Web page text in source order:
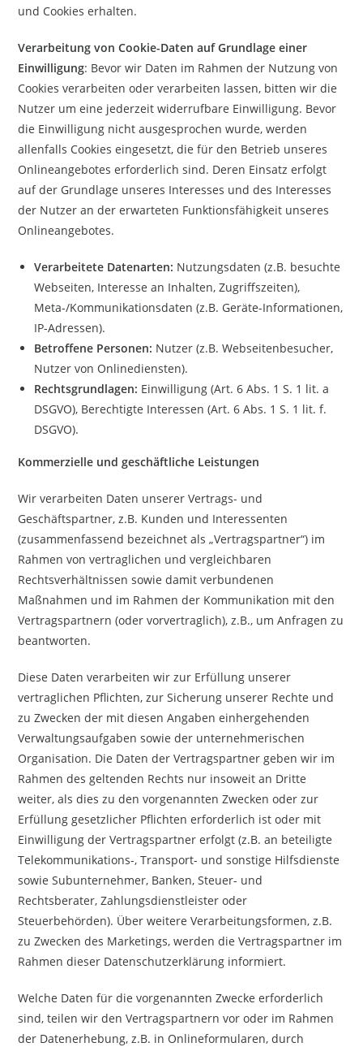
und Cookies erhalten.
Verarbeitung von Cookie-Daten auf Grundlage einer
Einwilligung: Bevor wir Daten im Rahmen der Nutzung von
Cookies verarbeiten oder verarbeiten lassen, bitten wir die
Nutzer um eine jederzeit widerrufbare Einwilligung. Bevor
die Einwilligung nicht ausgesprochen wurde, werden
allenfalls Cookies eingesetzt, die für den Betrieb unseres
Onlineangebotes erforderlich sind. Deren Einsatz erfolgt
auf der Grundlage unseres Interesses und des Interesses
der Nutzer an der erwarteten Funktionsfähigkeit unseres
Onlineangebotes.
Verarbeitete Datenarten: Nutzungsdaten (z.B. besuchte
Webseiten, Interesse an Inhalten, Zugriffszeiten),
Meta-/Kommunikationsdaten (z.B. Geräte-Informationen,
IP-Adressen).
Betroffene Personen: Nutzer (z.B. Webseitenbesucher,
Nutzer von Onlinediensten).
Rechtsgrundlagen: Einwilligung (Art. 6 Abs. 1 S. 1 lit. a
DSGVO), Berechtigte Interessen (Art. 6 Abs. 1 S. 1 lit. f.
DSGVO).
Kommerzielle und geschäftliche Leistungen
Wir verarbeiten Daten unserer Vertrags- und
Geschäftspartner, z.B. Kunden und Interessenten
(zusammenfassend bezeichnet als „Vertragspartner“) im
Rahmen von vertraglichen und vergleichbaren
Rechtsverhältnissen sowie damit verbundenen
Maßnahmen und im Rahmen der Kommunikation mit den
Vertragspartnern (oder vorvertraglich), z.B., um Anfragen zu
beantworten.
Diese Daten verarbeiten wir zur Erfüllung unserer
vertraglichen Pflichten, zur Sicherung unserer Rechte und
zu Zwecken der mit diesen Angaben einhergehenden
Verwaltungsaufgaben sowie der unternehmerischen
Organisation. Die Daten der Vertragspartner geben wir im
Rahmen des geltenden Rechts nur insoweit an Dritte
weiter, als dies zu den vorgenannten Zwecken oder zur
Erfüllung gesetzlicher Pflichten erforderlich ist oder mit
Einwilligung der Vertragspartner erfolgt (z.B. an beteiligte
Telekommunikations-, Transport- und sonstige Hilfsdienste
sowie Subunternehmer, Banken, Steuer- und
Rechtsberater, Zahlungsdienstleister oder
Steuerbehörden). Über weitere Verarbeitungsformen, z.B.
zu Zwecken des Marketings, werden die Vertragspartner im
Rahmen dieser Datenschutzerklärung informiert.
Welche Daten für die vorgenannten Zwecke erforderlich
sind, teilen wir den Vertragspartnern vor oder im Rahmen
der Datenerhebung, z.B. in Onlineformularen, durch